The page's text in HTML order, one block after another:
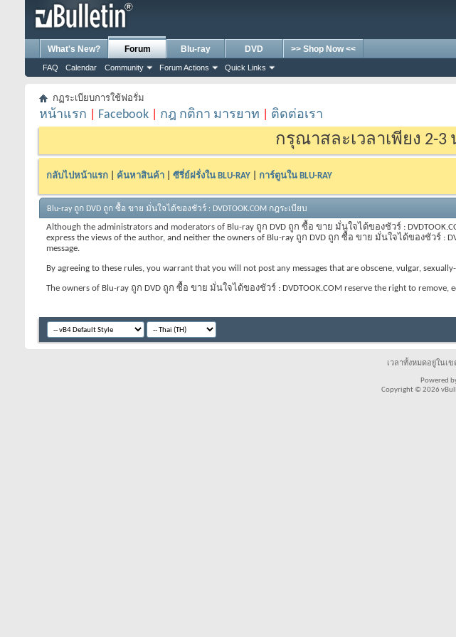
What's New? Forum
FAQ Calendar Community Forum Actions Quick Links
Blu-ray DVD >> Shop Now <<
กฏระเบียบการใช้ฟอรั่ม
หน้าแรก Facebook กฎ กติกา มารยาท ติดต่อเรา
กรุณาสละเวลาเพียง 2-3
กลับไปหน้าแรก ค้นหาสินค้า ซีรี่ย์ฝรั่งใน BLU-RAY การ์ตูนใน BLU-RAY
Blu-ray ถูก DVD ถูก ซื้อ ขาย มั่นใจได้ของชัวร์ : DVDTOOK.COM กฎระเบียบ
Although the administrators and moderators of Blu-ray ถูก DVD ถูก ซื้อ ขาย มั่นใจได้ของชัวร์ :
express the views of the author, and neither the owners of Blu-ray ถูก DVD ถูก ซื้อ ขาย มั่นใจได้ของชัวร์ :
message.
By agreeing to these rules, you warrant that you will not post any messages that are obscene, vulgar,
The owners of Blu-ray ถูก DVD ถูก ซื้อ ขาย มั่นใจได้ของชัวร์ : DVDTOOK.COM reserve the right to remove,
เวลาทั้งหมดอยู่ในเข
Powered
Copyright © 2026